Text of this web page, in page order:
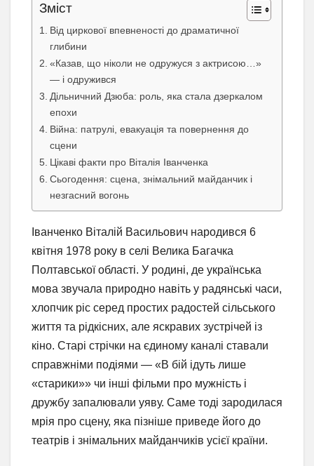
Зміст
Від циркової впевненості до драматичної
глибини
«Казав, що ніколи не одружуся з актрисою…»
— і одружився
Дільничний Дзюба: роль, яка стала дзеркалом
епохи
Війна: патрулі, евакуація та повернення до
сцени
Цікаві факти про Віталія Іванченка
Сьогодення: сцена, знімальний майданчик і
незгасний вогонь
Іванченко Віталій Васильович народився 6
квітня 1978 року в селі Велика Багачка
Полтавської області. У родині, де українська
мова звучала природно навіть у радянські часи,
хлопчик ріс серед простих радостей сільського
життя та рідкісних, але яскравих зустрічей із
кіно. Старі стрічки на єдиному каналі ставали
справжніми подіями — «В бій ідуть лише
«старики»» чи інші фільми про мужність і
дружбу запалювали уяву. Саме тоді зародилася
мрія про сцену, яка пізніше приведе його до
театрів і знімальних майданчиків усієї країни.